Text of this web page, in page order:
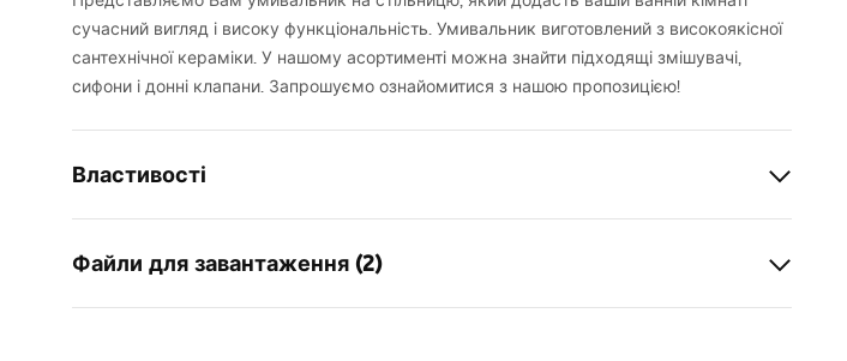
сучасний вигляд і високу функціональність. Умивальник виготовлений з високоякісної
сантехнічної кераміки. У нашому асортименті можна знайти підходящі змішувачі,
сифони і донні клапани. Запрошуємо ознайомитися з нашою пропозицією!
Властивості
Матеріал
Колір
Білий
Файли для завантаження (2)